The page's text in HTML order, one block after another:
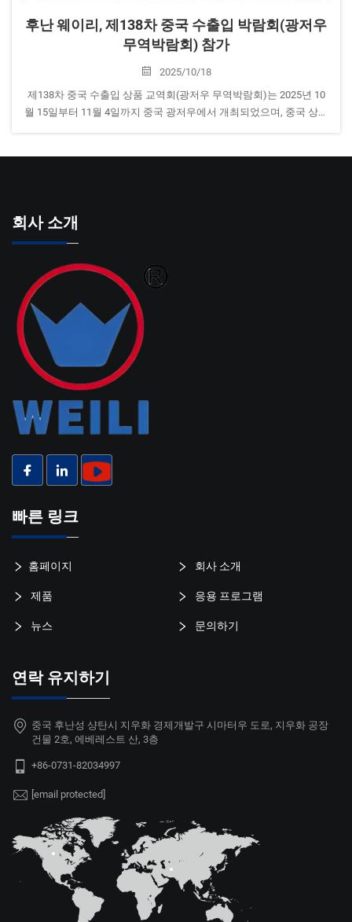
후난 웨이리, 제138차 중국 수출입 박람회(광저우
무역박람회) 참가
2025/10/18
제138차 중국 수출입 상품 교역회(광저우 무역박람회)는 2025년 10
월 15일부터 11월 4일까지 중국 광저우에서 개최되었으며, 중국 상무
회사 소개
빠른 링크
홈페이지 회사 소개
제품 응용 프로그램
뉴스 문의하기
연락 유지하기
중국 후난성 샹탄시 지우화 경제개발구 시마터우 도로, 지우화 공장
건물 2호, 에베레스트 산, 3층
+86-0731-82034997
[email protected]